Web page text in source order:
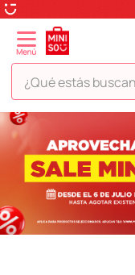
¿Qué estás
TÉRMINOS MÁS
1.
peluche
2.
hello kitty
3
4.
ositos cariñositos